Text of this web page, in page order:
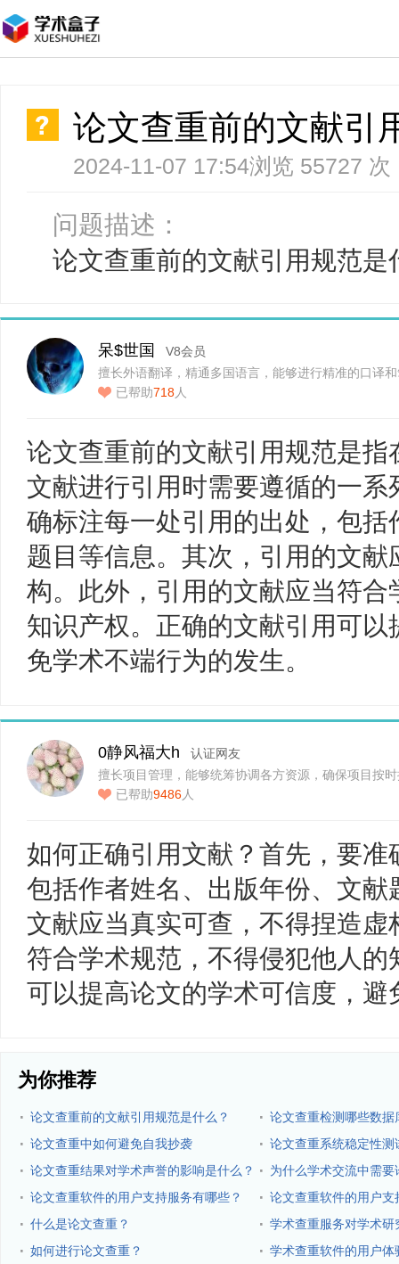
论文查重前的文献引
2024-11-07 17:54浏览 55727 次
问题描述：
论文查重前的文献引用规范是
呆$世国
V8会员
擅长外语翻译，精通多国语言，能够进行精准的口译
已帮助718人
论文查重前的文献引用规范是
文献进行引用时需要遵循的一
确标注每一处引用的出处，包
题目等信息。其次，引用的文
构。此外，引用的文献应当符
知识产权。正确的文献引用可
免学术不端行为的发生。
0静风福大h
认证网友
擅长项目管理，能够统筹协调各方资源，确保项目按
已帮助9486人
如何正确引用文献？首先，要
包括作者姓名、出版年份、文
文献应当真实可查，不得捏造
符合学术规范，不得侵犯他人
可以提高论文的学术可信度，
为你推荐
· 论文查重前的文献引用规范是什么？ · 论文查重检测哪些数据
· 论文查重中如何避免自我抄袭 · 论文查重系统稳定性测
么？
· 论文查重结果对学术声誉的影响是什么？ · 为什么学术交流中需
· 论文查重软件的用户支持服务有哪些？ · 论文查重软件的用户支
功能？
· 什么是论文查重？ · 学术查重服务对学术研
· 如何进行论文查重？ · 学术查重软件的用户体